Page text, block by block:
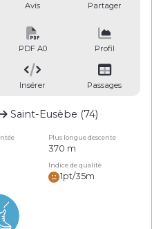
Avis Partager
PDF A0 Profil
Insérer Passages
Saint-Eusèbe (74)
Plus longue descente
370 m
Indice de qualité
1pt/35m